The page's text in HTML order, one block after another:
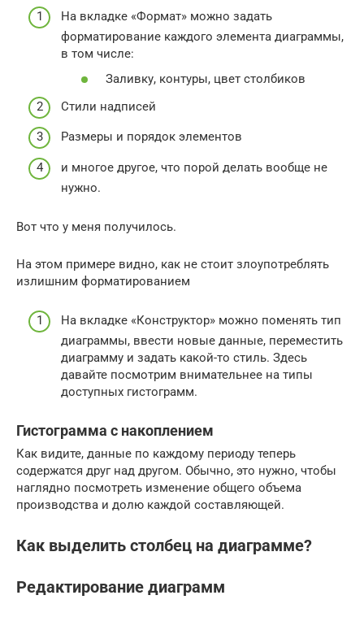
На вкладке «Формат» можно задать
форматирование каждого элемента диаграммы,
в том числе:
Заливку, контуры, цвет столбиков
Стили надписей
Размеры и порядок элементов
и многое другое, что порой делать вообще не
нужно.
Вот что у меня получилось.
На этом примере видно, как не стоит злоупотреблять
излишним форматированием
На вкладке «Конструктор» можно поменять тип
диаграммы, ввести новые данные, переместить
диаграмму и задать какой-то стиль. Здесь
давайте посмотрим внимательнее на типы
доступных гистограмм.
Гистограмма с накоплением
Как видите, данные по каждому периоду теперь
содержатся друг над другом. Обычно, это нужно, чтобы
наглядно посмотреть изменение общего объема
производства и долю каждой составляющей.
Как выделить столбец на диаграмме?
Редактирование диаграмм